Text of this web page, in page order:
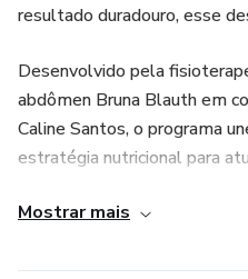
resultado duradouro, esse
Desenvolvido pela
abdômen Bruna Blauth em
Caline Santos, o programa
estratégia nutricional para
simples, prático e possível
Mostrar mais